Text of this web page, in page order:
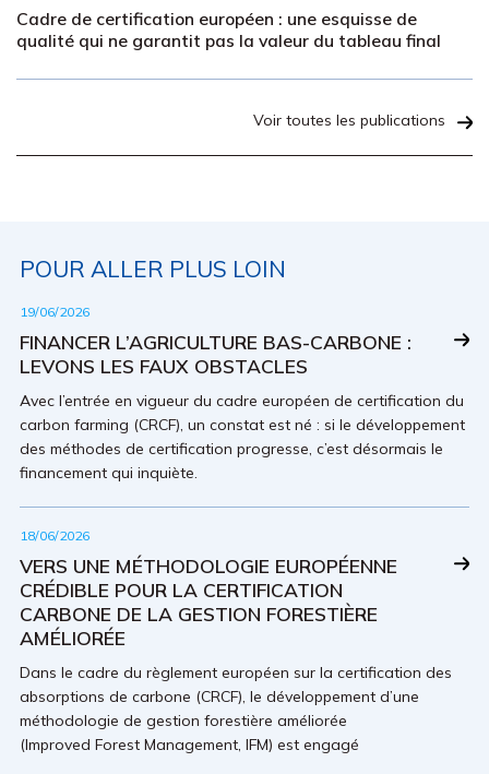
Cadre de certification européen : une esquisse de
qualité qui ne garantit pas la valeur du tableau final
Voir toutes les publications
POUR ALLER PLUS LOIN
19/06/2026
FINANCER L’AGRICULTURE BAS-CARBONE :
LEVONS LES FAUX OBSTACLES
Avec l’entrée en vigueur du cadre européen de certification du
carbon farming (CRCF), un constat est né : si le développement
des méthodes de certification progresse, c’est désormais le
financement qui inquiète.
18/06/2026
VERS UNE MÉTHODOLOGIE EUROPÉENNE
CRÉDIBLE POUR LA CERTIFICATION
CARBONE DE LA GESTION FORESTIÈRE
AMÉLIORÉE
Dans le cadre du règlement européen sur la certification des
absorptions de carbone (CRCF), le développement d’une
méthodologie de gestion forestière améliorée
(Improved Forest Management, IFM) est engagé